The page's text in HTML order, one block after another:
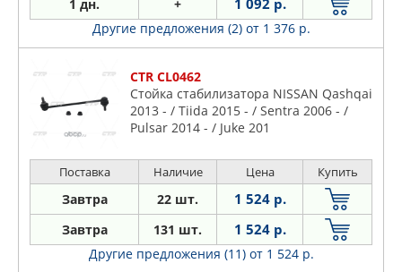
1 дн. + 1 092 р.
Другие предложения (2) от 1 376 р.
CTR CL0462
Стойка стабилизатора NISSAN Qashqai
2013 - / Tiida 2015 - / Sentra 2006 - /
Pulsar 2014 - / Juke 201
Поставка Наличие Цена Купить
Завтра 22 шт. 1 524 р.
Завтра 131 шт. 1 524 р.
Другие предложения (11) от 1 524 р.